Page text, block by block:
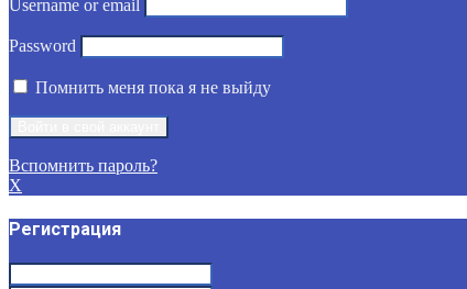
Username or email
Password
Помнить меня пока я не выйду
Вспомнить пароль?
X
Регистрация